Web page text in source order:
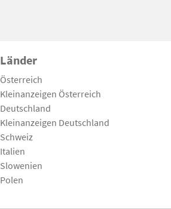
Länder
Österreich
Kleinanzeigen Österreich
Deutschland
Kleinanzeigen Deutschland
Schweiz
Italien
Slowenien
Polen